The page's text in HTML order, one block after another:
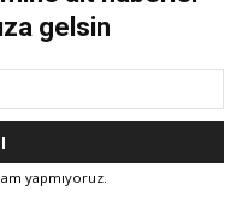
gelsin
yapmıyoruz.